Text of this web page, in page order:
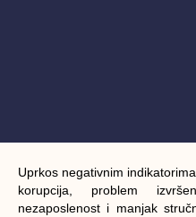
Uprkos negativnim
korupcija, problem
nezaposlenost i manjak